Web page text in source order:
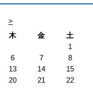
>
木 金
土
1
6 7
8
13 14
15
20 21
22